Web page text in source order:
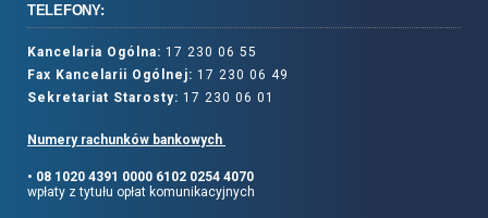
TELEFONY:
Kancelaria Ogólna: 17 230 06 55
Fax Kancelarii Ogólnej: 17 230 06 49
Sekretariat Starosty: 17 230 06 01
Numery rachunków bankowych
• 08 1020 4391 0000 6102 0254 4070
wpłaty z tytułu opłat komunikacyjnych